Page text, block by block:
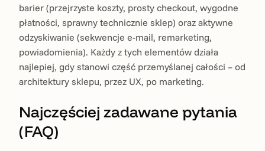
barier (przejrzyste koszty, prosty checkout, wygodne
płatności, sprawny technicznie sklep) oraz aktywne
odzyskiwanie (sekwencje e-mail, remarketing,
powiadomienia). Każdy z tych elementów działa
najlepiej, gdy stanowi część przemyślanej całości – od
architektury sklepu, przez UX, po marketing.
Najczęściej zadawane pytania
(FAQ)